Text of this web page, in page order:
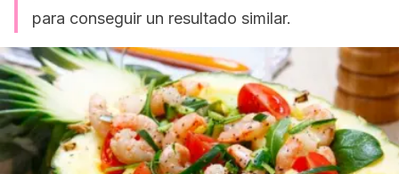
para conseguir un resultado similar.